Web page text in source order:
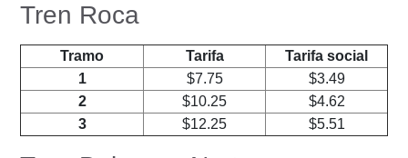
Tren Roca
Tramo Tarifa
Tarifa social
1
$7.75
$3.49
2
$10.25
$4.62
3
$12.25 $5.51